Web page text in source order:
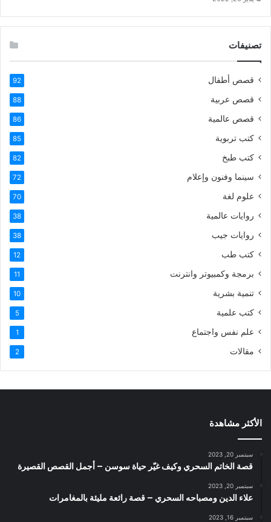
تصنيفات
قصص أطفال 92
قصص عربية 88
قصص عالمية 86
كتب تربوية 85
كتب طبخ 82
سينما وفنون وإعلام 72
علوم لغة 70
روايات عالمية 38
روايات جيب 38
كتب طب 12
برمجة وكمبيوتر وانترنت 11
تنمية بشرية 10
كتب علمية 5
علم نفس واجتماع 1
مقالات 2
الأكثر مشاهدة
سبتمبر 20, 2023
قصة الخاتم السحري وكيف غيّر حياة سوسن – أجمل القصص القصيرة
سبتمبر 20, 2023
علاء الدين ومصباحه السحري – قصة رائعة مليئة بالمغامرات
سبتمبر 16, 2023